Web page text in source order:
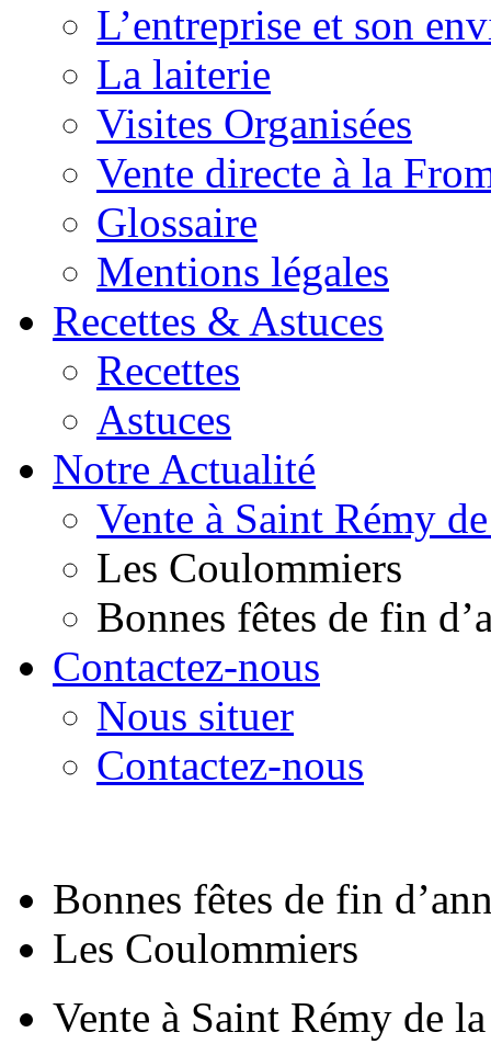
L’entreprise et son
La laiterie
Visites Organisées
Vente directe à la
Glossaire
Mentions légales
Recettes & Astuces
Recettes
Astuces
Notre Actualité
Vente à Saint Rémy
Les Coulommiers
Bonnes fêtes de fin
Contactez-nous
Nous situer
Contactez-nous
Bonnes fêtes de fin
Les Coulommiers
Vente à Saint Rémy de